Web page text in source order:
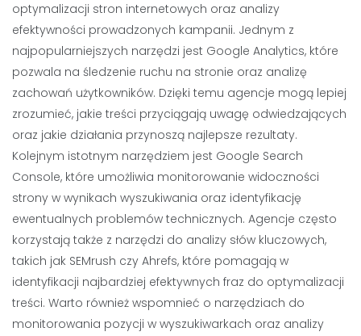
optymalizacji stron internetowych oraz analizy
efektywności prowadzonych kampanii. Jednym z
najpopularniejszych narzędzi jest Google Analytics, które
pozwala na śledzenie ruchu na stronie oraz analizę
zachowań użytkowników. Dzięki temu agencje mogą lepiej
zrozumieć, jakie treści przyciągają uwagę odwiedzających
oraz jakie działania przynoszą najlepsze rezultaty.
Kolejnym istotnym narzędziem jest Google Search
Console, które umożliwia monitorowanie widoczności
strony w wynikach wyszukiwania oraz identyfikację
ewentualnych problemów technicznych. Agencje często
korzystają także z narzędzi do analizy słów kluczowych,
takich jak SEMrush czy Ahrefs, które pomagają w
identyfikacji najbardziej efektywnych fraz do optymalizacji
treści. Warto również wspomnieć o narzędziach do
monitorowania pozycji w wyszukiwarkach oraz analizy